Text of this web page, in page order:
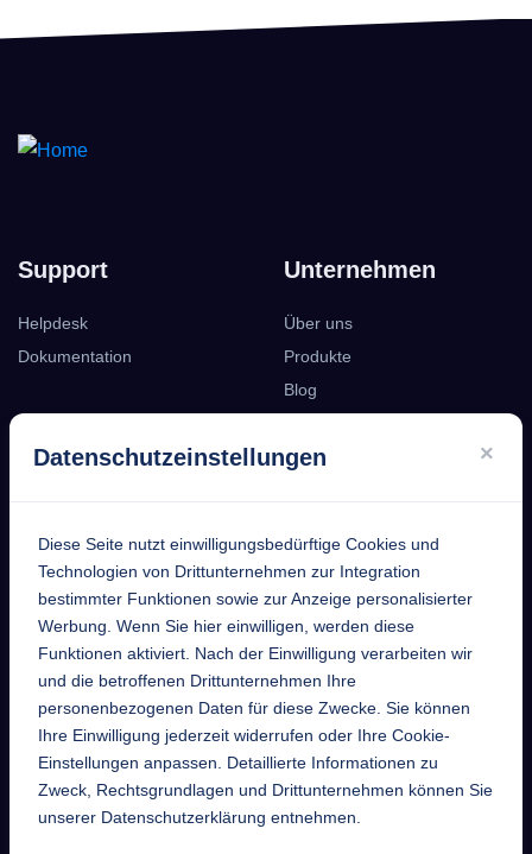
Datenschutzeinstellungen ×
Diese Seite nutzt einwilligungsbedürftige Cookies und
Technologien von Drittunternehmen zur Integration
bestimmter Funktionen sowie zur Anzeige personalisierter
Werbung. Wenn Sie hier einwilligen, werden diese
Funktionen aktiviert. Nach der Einwilligung verarbeiten wir
und die betroffenen Drittunternehmen Ihre
personenbezogenen Daten für diese Zwecke. Sie können
Ihre Einwilligung jederzeit widerrufen oder Ihre Cookie-
Einstellungen anpassen. Detaillierte Informationen zu
Zweck, Rechtsgrundlagen und Drittunternehmen können Sie
unserer Datenschutzerklärung entnehmen.
Support
Helpdesk
Dokumentation
Unternehmen
Über uns
Produkte
Blog
Kontakt
EntekSystems
GmbH
Großmannstraße 17
63808 Haibach
Telefon
+49 6021 632352
Mail